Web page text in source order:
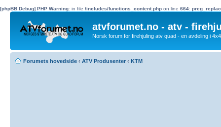
[phpBB Debug] PHP Warning: in file /includes/functions_content.php on line 664:
atvforumet.no - atv -
Norsk forum for firehjuling atv quad - en avdeling i
Forumets hovedside ‹ ATV Produsenter ‹ KTM